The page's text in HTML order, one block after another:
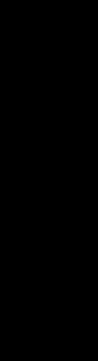
and we'll be